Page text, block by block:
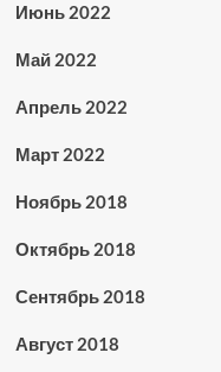
Июнь 2022
Май 2022
Апрель 2022
Март 2022
Ноябрь 2018
Октябрь 2018
Сентябрь 2018
Август 2018